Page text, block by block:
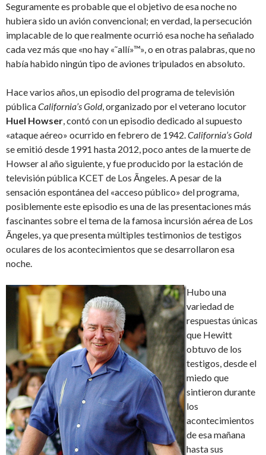
Seguramente es probable que el objetivo de esa noche no
hubiera sido un avión convencional; en verdad, la persecución
implacable de lo que realmente ocurrió esa noche ha señalado
cada vez más que «no hay «˜allí»™», o en otras palabras, que no
había habido ningún tipo de aviones tripulados en absoluto.
Hace varios años, un episodio del programa de televisión
públicaCalifornia’s Gold, organizado por el veterano locutor
Huel Howser, contó con un episodio dedicado al supuesto
«ataque aéreo» ocurrido en febrero de 1942.California’s Gold
se emitió desde 1991 hasta 2012, poco antes de la muerte de
Howser al año siguiente, y fue producido por la estación de
televisión pública KCET de Los Ãngeles. A pesar de la
sensación espontánea del «acceso público» del programa,
posiblemente este episodio es una de las presentaciones más
fascinantes sobre el tema de la famosa incursión aérea de Los
Ãngeles, ya que presenta múltiples testimonios de testigos
oculares de los acontecimientos que se desarrollaron esa
noche.
Hubo una
variedad de
respuestas únicas
que Hewitt
obtuvo de los
testigos, desde el
miedo que
sintieron durante
los
acontecimientos
de esa mañana
hasta sus